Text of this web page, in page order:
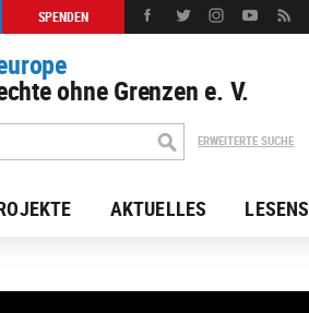
SPENDEN
ohne Grenzen e. V.
ERWEITERTE SUCHE
AKTUELLES
Aktuelle Projekte